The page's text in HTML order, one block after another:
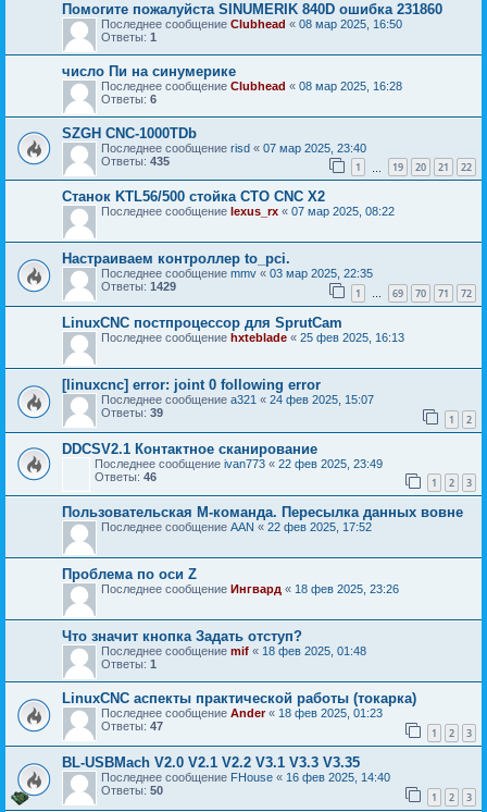
Помогите пожалуйста SINUMERIK 840D ошибка 231860
Последнее сообщение Clubhead « 08 мар 2025, 16:50
Ответы: 1
число Пи на синумерике
Последнее сообщение Clubhead « 08 мар 2025, 16:28
Ответы: 6
SZGH CNC-1000TDb
Последнее сообщение risd « 07 мар 2025, 23:40
Ответы: 435 1 19 20 21 22
Станок KTL56/500 стойка CTO CNC X2
Последнее сообщение lexus_rx « 07 мар 2025, 08:22
Настраиваем контроллер to_pci.
Последнее сообщение mmv « 03 мар 2025, 22:35
Ответы: 1429 1 … 69 70 71 72
LinuxCNC постпроцессор для SprutCam
Последнее сообщение hxteblade « 25 фев 2025, 16:13
[linuxcnc] error: joint 0 following error
Последнее сообщение a321 « 24 фев 2025, 15:07
Ответы: 39 1 2
DDCSV2.1 Контактное сканирование
Последнее сообщение ivan773 « 22 фев 2025, 23:49
Ответы: 46 1 2 3
Пользовательская M-команда. Пересылка данных вовне
Последнее сообщение AAN « 22 фев 2025, 17:52
Проблема по оси Z
Последнее сообщение Ингвард « 18 фев 2025, 23:26
Что значит кнопка Задать отступ?
Последнее сообщение mif « 18 фев 2025, 01:48
Ответы: 1
LinuxCNC аспекты практической работы (токарка)
Последнее сообщение Ander« 18 фев 2025, 01:23
Ответы: 47 1 2 3
BL-USBMach V2.0 V2.1 V2.2 V3.1 V3.3 V3.35
Последнее сообщение FHouse « 16 фев 2025, 14:40
Ответы: 50 1 2 3